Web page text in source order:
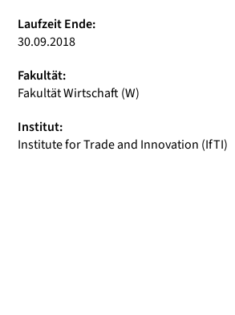
Laufzeit Ende:
30.09.2018
Fakultät:
Fakultät Wirtschaft (W)
Institut:
Institute for Trade and Innovation (IfTI)